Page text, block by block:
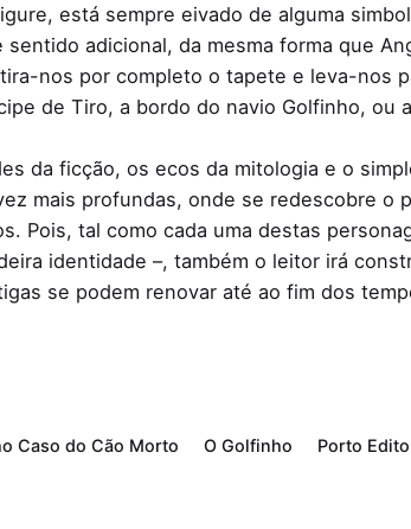
está sempre eivado de alguma
adicional, da mesma forma que
nos por completo o tapete e leva-nos
de Tiro, a bordo do navio Golfinho, ou
da ficção, os ecos da mitologia e o
mais profundas, onde se redescobre o
Pois, tal como cada uma destas
identidade –, também o leitor irá
se podem renovar até ao fim dos
Caso do Cão Morto O Golfinho Porto